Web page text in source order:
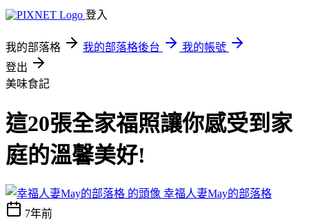
登入
我的部落格 我的部落格後台
我的帳號
登出
美味食記
這20張全家福照讓你感受到家
庭的溫馨美好!
幸福人妻May的部落格
7年前